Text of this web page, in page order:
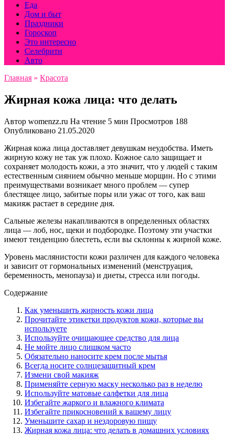
Еда
Дом и быт
Праздники
Гороскоп
Это интересно
Селебрити
Авто
Главная » Красота
Жирная кожа лица: что делать
Автор womenzz.ru На чтение 5 мин Просмотров 188
Опубликовано 21.05.2020
Жирная кожа лица доставляет девушкам неудобства. Иметь
жирную кожу не так уж плохо. Кожное сало защищает и
сохраняет молодость кожи, а это значит, что у людей с таким
естественным сиянием обычно меньше морщин. Но с этими
преимуществами возникает много проблем — супер
блестящее лицо, забитые поры или ужас от того, как ваш
макияж растает в середине дня.
Сальные железы накапливаются в определенных областях
лица — лоб, нос, щеки и подбородке. Поэтому эти участки
имеют тенденцию блестеть, если вы склонны к жирной коже.
Уровень маслянистости кожи различен для каждого человека
и зависит от гормональных изменений (менструация,
беременность, менопауза) и диеты, стресса или погоды.
Содержание
Как уменьшить жирность кожи лица
Прочитайте этикетки продуктов кожи, которые вы
используете
Используйте очищающее средство для лица
Не мойте лицо слишком часто
Обязательно наносите крем после мытья
Всегда носите солнцезащитный крем
Измени свой макияж
Применяйте серную маску несколько раз в неделю
Используйте матовые салфетки для лица
Избегайте жаркого и влажного климата
Избегайте прикосновений к вашему лицу
Уменьшите сахар и нездоровую пищу
Жирная кожа лица: что делать в домашних условиях